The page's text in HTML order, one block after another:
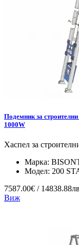
Подемник за
1000W
Хаспел за
Марка:
Модел: 200
7587.00€ /
Виж